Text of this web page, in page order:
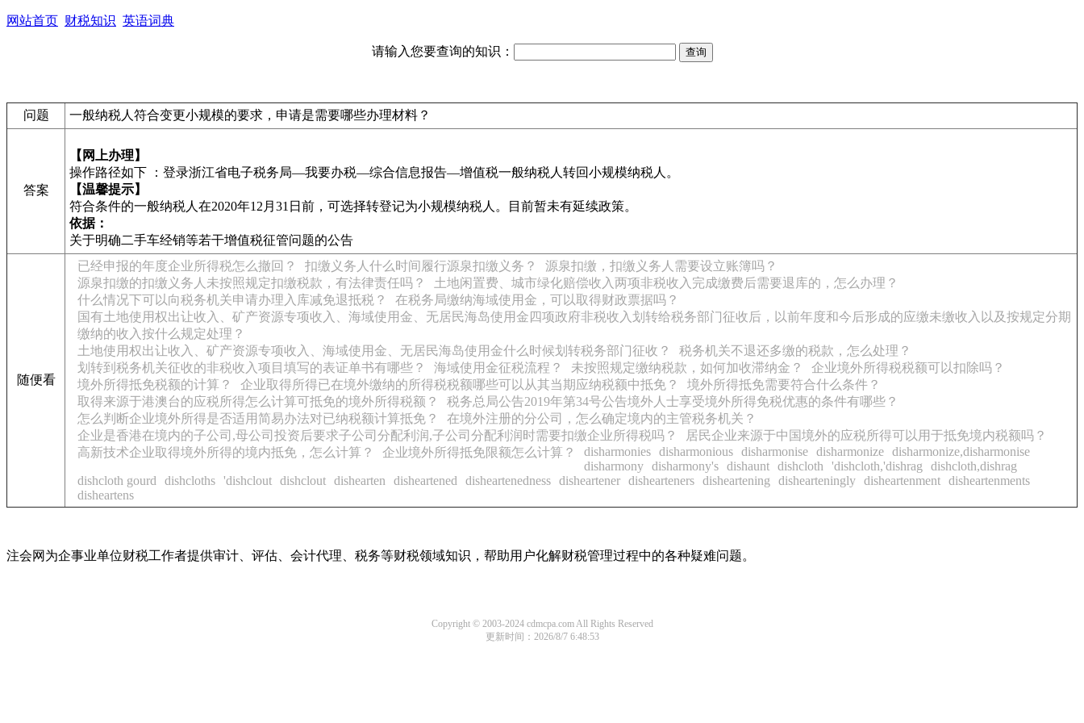
网站首页 财税知识 英语词典
请输入您要查询的知识：
问题 一般纳税人符合变更小规模的要求，申请是需要哪些办理材料？
答案
【网上办理】
操作路径如下 ：登录浙江省电子税务局—我要办税—综合信息报告—增值税一般纳税人转回小规模纳税人。
【温馨提示】
符合条件的一般纳税人在2020年12月31日前，可选择转登记为小规模纳税人。目前暂未有延续政策。
依据：
关于明确二手车经销等若干增值税征管问题的公告
随便看
已经申报的年度企业所得税怎么撤回？ 扣缴义务人什么时间履行源泉扣缴义务？
源泉扣缴，扣缴义务人需要设立账簿吗？
源泉扣缴的扣缴义务人未按照规定扣缴税款，有法律责任吗？
土地闲置费、城市绿化赔偿收入两项非税收入完成缴费后需要退库的，怎么办理？
什么情况下可以向税务机关申请办理入库减免退抵税？
在税务局缴纳海域使用金，可以取得财政票据吗？
国有土地使用权出让收入、矿产资源专项收入、海域使用金、无居民海岛使用金四项政府非税收入划转给税务部门征收后，以前年度和今后形成的应缴未缴收入以及按规定分期
缴纳的收入按什么规定处理？
土地使用权出让收入、矿产资源专项收入、海域使用金、无居民海岛使用金什么时候划转税务部门征收？
税务机关不退还多缴的税款，怎么处理？
划转到税务机关征收的非税收入项目填写的表证单书有哪些？
海域使用金征税流程？ 未按照规定缴纳税款，如何加收滞纳金？
企业境外所得税税额可以扣除吗？
境外所得抵免税额的计算？
企业取得所得已在境外缴纳的所得税税额哪些可以从其当期应纳税额中抵免？
境外所得抵免需要符合什么条件？
取得来源于港澳台的应税所得怎么计算可抵免的境外所得税额？
税务总局公告2019年第34号公告境外人士享受境外所得免税优惠的条件有哪些？
怎么判断企业境外所得是否适用简易办法对已纳税额计算抵免？
在境外注册的分公司，怎么确定境内的主管税务机关？
企业是香港在境内的子公司,母公司投资后要求子公司分配利润,子公司分配利润时需要扣缴企业所得税吗？
居民企业来源于中国境外的应税所得可以用于抵免境内税额吗？
高新技术企业取得境外所得的境内抵免，怎么计算？
企业境外所得抵免限额怎么计算？ disharmonies disharmonious disharmonise disharmonize disharmonize,disharmonise
disharmony disharmony's dishaunt dishcloth 'dishcloth,'dishrag
dishcloth,dishrag
dishcloth gourd
dishcloths 'dishclout dishclout dishearten disheartened disheartenedness disheartener dishearteners disheartening dishearteningly disheartenment disheartenments
disheartens
注会网为企事业单位财税工作者提供审计、评估、会计代理、税务等财税领域知识，帮助用户化解财税管理过程中的各种疑难问题。
Copyright © 2003-2024 cdmcpa.com All Rights Reserved
更新时间：2026/8/7 6:48:53